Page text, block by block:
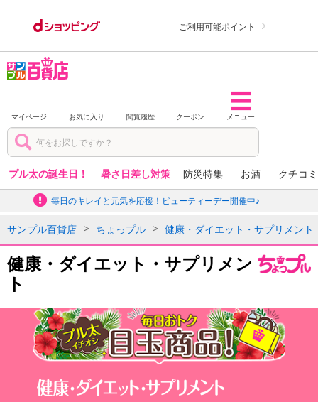
ご利用可能ポイント
マイページ お気に入り 閲覧履歴 クーポン メニュー
プル太の誕生日！ 暑さ日差し対策 防災特集 お酒 クチコ
毎日のキレイと元気を応援！ビューティーデー開催中♪
サンプル百貨店 ちょっプル 健康・ダイエット・サプリメント
健康・ダイエット・サプリメン
ト